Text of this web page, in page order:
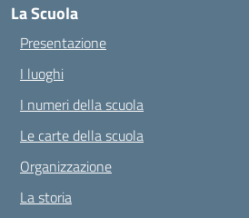
La Scuola
Presentazione
I luoghi
I numeri della scuola
Le carte della scuola
Organizzazione
La storia